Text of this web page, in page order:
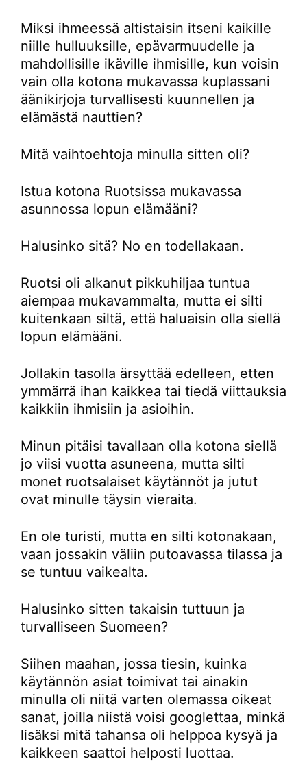
Miksi ihmeessä altistaisin itseni kaikille
niille hulluuksille, epävarmuudelle ja
mahdollisille ikäville ihmisille, kun voisin
vain olla kotona mukavassa kuplassani
äänikirjoja turvallisesti kuunnellen ja
elämästä nauttien?
Mitä vaihtoehtoja minulla sitten oli?
Istua kotona Ruotsissa mukavassa
asunnossa lopun elämääni?
Halusinko sitä? No en todellakaan.
Ruotsi oli alkanut pikkuhiljaa tuntua
aiempaa mukavammalta, mutta ei silti
kuitenkaan siltä, että haluaisin olla siellä
lopun elämääni.
Jollakin tasolla ärsyttää edelleen, etten
ymmärrä ihan kaikkea tai tiedä viittauksia
kaikkiin ihmisiin ja asioihin.
Minun pitäisi tavallaan olla kotona siellä
jo viisi vuotta asuneena, mutta silti
monet ruotsalaiset käytännöt ja jutut
ovat minulle täysin vieraita.
En ole turisti, mutta en silti kotonakaan,
vaan jossakin väliin putoavassa tilassa ja
se tuntuu vaikealta.
Halusinko sitten takaisin tuttuun ja
turvalliseen Suomeen?
Siihen maahan, jossa tiesin, kuinka
käytännön asiat toimivat tai ainakin
minulla oli niitä varten olemassa oikeat
sanat, joilla niistä voisi googlettaa, minkä
lisäksi mitä tahansa oli helppoa kysyä ja
kaikkeen saattoi helposti luottaa.